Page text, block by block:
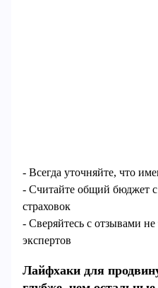
- Всегда уточняйте, что
- Считайте общий бюджет
страховок
- Сверяйтесь с отзывами
экспертов
Лайфхаки для